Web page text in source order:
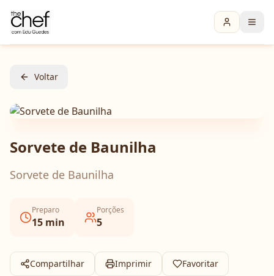
Voltar
Sorvete de Baunilha
Sorvete de Baunilha
Preparo
15 min
Porções
5
Compartilhar Imprimir Favoritar